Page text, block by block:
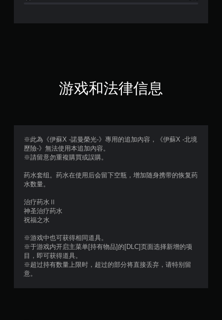
（
，
个
游戏和法律信息
※此為《伊蘇X -諾曼榮光-》專用的追加內容，《伊蘇X -北境
歷險-》無法使用本追加內容。
※請留意勿重複購買或誤購。
药水套组。药水在使用后会留下空瓶，增加随身携带的恢复药
水数量。
治疗药水Ⅱ
神圣治疗药水
祝福之水
※游戏中也可获得相同道具。
※于游戏内开启主菜单[持有物品]的[DLC]页面选择新增的项
目，即可获得道具。
※超过持有数量上限时，超过的部分将直接丢弃，请特别留
意。